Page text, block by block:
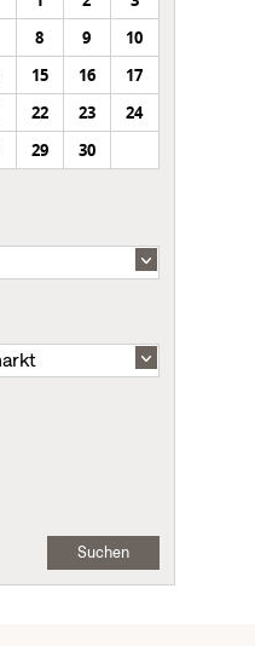
8 9
10
15 16
17
22 23
24
29 30
Suchen